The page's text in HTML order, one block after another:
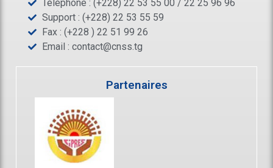
Téléphone : (+228) 22 53 55 00 / 22 25 96 96
Support : (+228) 22 53 55 59
Fax : (+228 ) 22 51 99 26
Email : contact@cnss.tg
Partenaires